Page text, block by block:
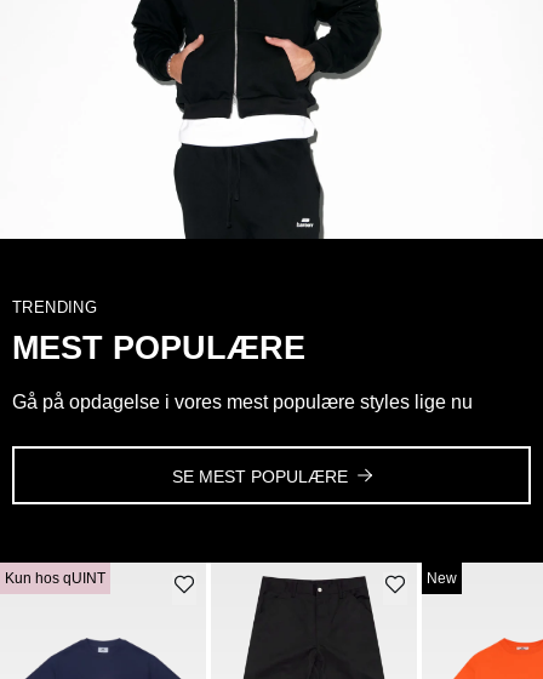
TRENDING
MEST POPULÆRE
Gå på opdagelse i vores mest populære styles lige nu
SE MEST POPULÆRE
Kun hos qUINT New